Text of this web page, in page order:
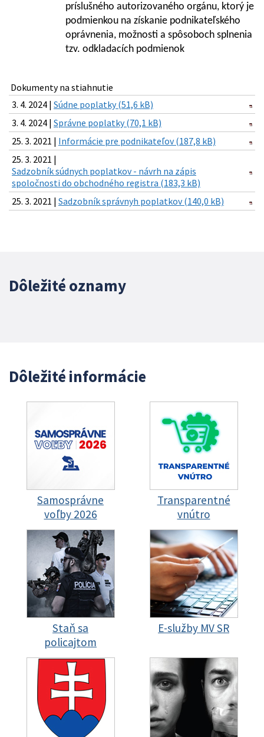
príslušného autorizovaného orgánu, ktorý je
podmienkou na získanie podnikateľského
oprávnenia, možnosti a spôsoboch splnenia
tzv. odkladacích podmienok
Dokumenty na stiahnutie
3. 4. 2024 | Súdne poplatky (51,6 kB)
3. 4. 2024 | Správne poplatky (70,1 kB)
25. 3. 2021 | Informácie pre podnikateľov (187,8 kB)
25. 3. 2021 |
Sadzobník súdnych poplatkov - návrh na zápis
spoločnosti do obchodného registra (183,3 kB)
25. 3. 2021 | Sadzobník správnyh poplatkov (140,0 kB)
Dôležité oznamy
Dôležité informácie
Samosprávne
voľby 2026
Transparentné
vnútro
Staň sa
policajtom
E-služby MV SR